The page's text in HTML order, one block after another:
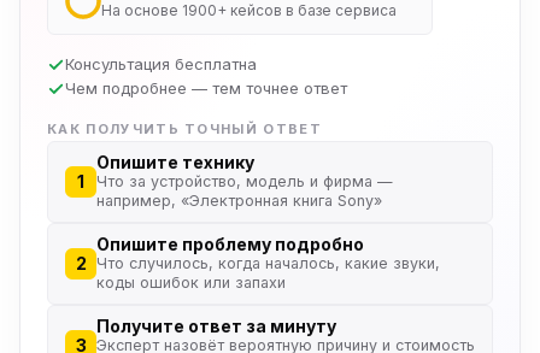
На основе 1900+ кейсов в базе сервиса
Консультация бесплатна
Чем подробнее — тем точнее ответ
КАК ПОЛУЧИТЬ ТОЧНЫЙ ОТВЕТ
1
Опишите технику
Что за устройство, модель и фирма —
например, «Электронная книга Sony»
2
Опишите проблему подробно
Что случилось, когда началось, какие звуки,
коды ошибок или запахи
3
Получите ответ за минуту
Эксперт назовёт вероятную причину и стоимость